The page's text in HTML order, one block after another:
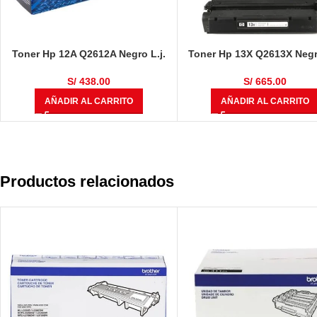
Toner Hp 12A Q2612A Negro L.j.
Páginas
S/438.00
AÑADIR AL CARRITO
Toner Hp 13X Q2613X
S/ 665.00
AÑADIR AL CARRITO
Productos relacionados